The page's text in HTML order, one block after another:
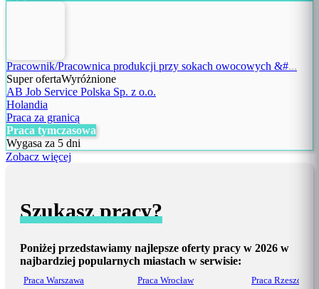
Pracownik/Pracownica produkcji przy sokach owocowych &#...
Super ofertaWyróżnione
AB Job Service Polska Sp. z o.o.
Holandia
Praca za granicą
Praca tymczasowa
Wygasa za 5 dni
Zobacz więcej
Szukasz pracy?
Poniżej przedstawiamy najlepsze oferty pracy w 2026 w
najbardziej popularnych miastach w serwisie:
Praca Warszawa
Praca Wrocław
Praca Rzeszów